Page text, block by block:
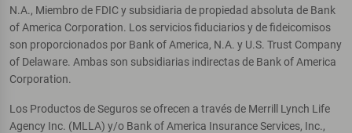
N.A., Miembro de FDIC y subsidiaria de propiedad absoluta de Bank
of America Corporation. Los servicios fiduciarios y de fideicomisos
son proporcionados por Bank of America, N.A. y U.S. Trust Company
of Delaware. Ambas son subsidiarias indirectas de Bank of America
Corporation.
Los Productos de Seguros se ofrecen a través de Merrill Lynch Life
Agency Inc. (MLLA) y/o Bank of America Insurance Services, Inc.,